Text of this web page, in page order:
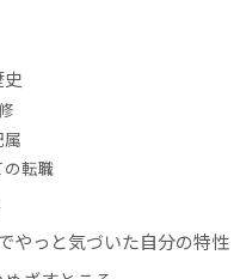
属
の転職
やっと気づいた自分の特性